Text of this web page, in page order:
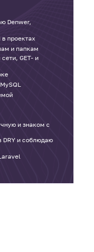
Denwer,
проектах
и папкам
GET- и
и знаком с
DRY и соблюдаю